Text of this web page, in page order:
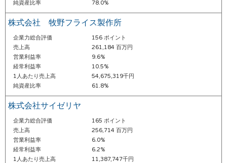
純資産比率
78.0%
株式会社 牧野フライス製作所
企業力総合評価
156 ポイント
売上高
261,184 百万円
営業利益率
9.6%
経常利益率
10.5%
1人あたり売上高
54,675,319千円
純資産比率
61.8%
株式会社サイゼリヤ
企業力総合評価
165 ポイント
売上高
256,714 百万円
営業利益率
6.0%
経常利益率
6.2%
1人あたり売上高
11,387,747千円